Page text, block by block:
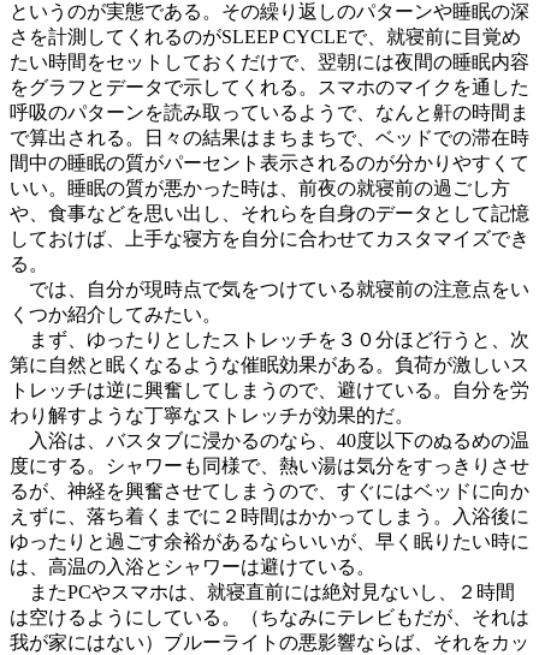
というのが実態である。その繰り返しのパターンや睡眠の深
さを計測してくれるのがSLEEP CYCLEで、就寝前に目覚め
たい時間をセットしておくだけで、翌朝には夜間の睡眠内容
をグラフとデータで示してくれる。スマホのマイクを通した
呼吸のパターンを読み取っているようで、なんと鼾の時間ま
で算出される。日々の結果はまちまちで、ベッドでの滞在時
間中の睡眠の質がパーセント表示されるのが分かりやすくて
いい。睡眠の質が悪かった時は、前夜の就寝前の過ごし方
や、食事などを思い出し、それらを自身のデータとして記憶
しておけば、上手な寝方を自分に合わせてカスタマイズでき
る。
では、自分が現時点で気をつけている就寝前の注意点をい
くつか紹介してみたい。
まず、ゆったりとしたストレッチを３０分ほど行うと、次
第に自然と眠くなるような催眠効果がある。負荷が激しいス
トレッチは逆に興奮してしまうので、避けている。自分を労
わり解すような丁寧なストレッチが効果的だ。
入浴は、バスタブに浸かるのなら、40度以下のぬるめの温
度にする。シャワーも同様で、熱い湯は気分をすっきりさせ
るが、神経を興奮させてしまうので、すぐにはベッドに向か
えずに、落ち着くまでに２時間はかかってしまう。入浴後に
ゆったりと過ごす余裕があるならいいが、早く眠りたい時に
は、高温の入浴とシャワーは避けている。
またPCやスマホは、就寝直前には絶対見ないし、２時間
は空けるようにしている。（ちなみにテレビもだが、それは
我が家にはない）ブルーライトの悪影響ならば、それをカッ